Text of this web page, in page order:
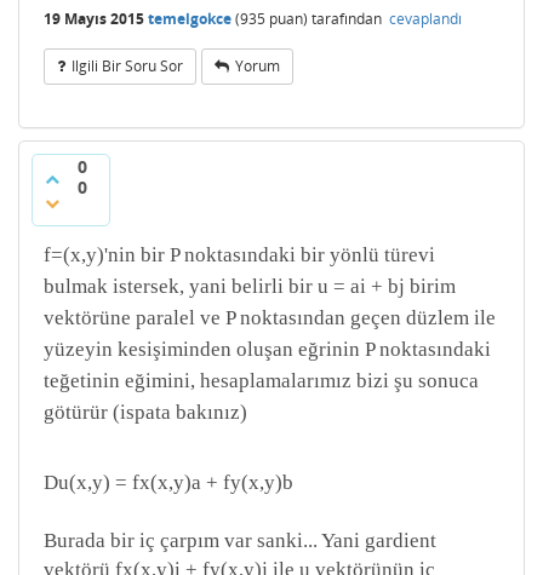
19 Mayıs 2015temelgokce(935 puan) tarafından cevaplandı
Ilgili Bir Soru Sor Yorum
0
0
f=(x,y)'nin bir P noktasındaki bir yönlü türevi
bulmak istersek, yani belirli bir u = ai + bj birim
vektörüne paralel ve P noktasından geçen düzlem ile
yüzeyin kesişiminden oluşan eğrinin P noktasındaki
teğetinin eğimini, hesaplamalarımız bizi şu sonuca
götürür (ispata bakınız)
Du(x,y) = fx(x,y)a + fy(x,y)b
Burada bir iç çarpım var sanki... Yani gardient
vektörü fx(x,y)i + fy(x,y)j ile u vektörünün iç